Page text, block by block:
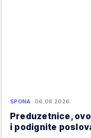
SPONA 06.08.2026.
Preduzetnice,
i podignite